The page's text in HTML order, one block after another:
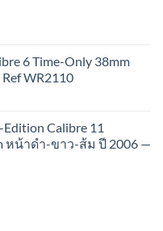
6 Time-Only 38mm
WR2110
Edition Calibre 11
หน้าดำ-ขาว-ส้ม ปี 2006 —